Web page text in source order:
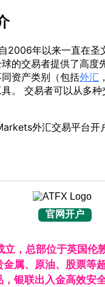
2006年以来一直在圣
的交易者提供了高度
资产类别（包括外汇
。 交易者可以从多
官网开户
立，总部位于英国伦
金属、原油、股票等
，银联出入金高效安